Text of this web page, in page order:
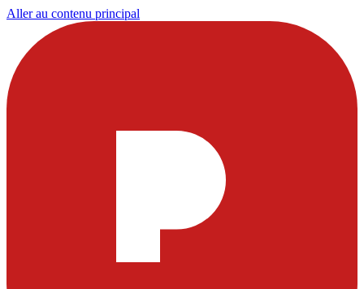
Aller au contenu principal